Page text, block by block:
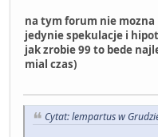
na tym forum nie mozna
jedynie spekulacje i
jak zrobie 99 to bede
mial czas)
Cytat: lempartus w